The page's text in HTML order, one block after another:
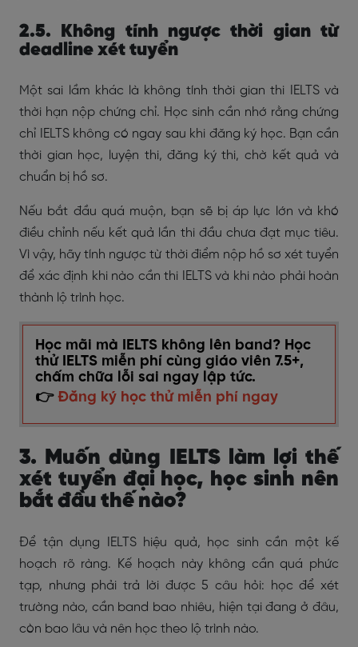
2.5. Không tính ngược thời gian từ
deadline xét tuyển
Một sai lầm khác là không tính thời gian thi IELTS và
thời hạn nộp chứng chỉ. Học sinh cần nhớ rằng chứng
chỉ IELTS không có ngay sau khi đăng ký học. Bạn cần
thời gian học, luyện thi, đăng ký thi, chờ kết quả và
chuẩn bị hồ sơ.
Nếu bắt đầu quá muộn, bạn sẽ bị áp lực lớn và khó
điều chỉnh nếu kết quả lần thi đầu chưa đạt mục tiêu.
Vì vậy, hãy tính ngược từ thời điểm nộp hồ sơ xét tuyển
để xác định khi nào cần thi IELTS và khi nào phải hoàn
thành lộ trình học.
Học mãi mà IELTS không lên band? Học
thử IELTS miễn phí cùng giáo viên 7.5+,
chấm chữa lỗi sai ngay lập tức.
👉 Đăng ký học thử miễn phí ngay
3. Muốn dùng IELTS làm lợi thế
xét tuyển đại học, học sinh nên
bắt đầu thế nào?
Để tận dụng IELTS hiệu quả, học sinh cần một kế
hoạch rõ ràng. Kế hoạch này không cần quá phức
tạp, nhưng phải trả lời được 5 câu hỏi: học để xét
trường nào, cần band bao nhiêu, hiện tại đang ở đâu,
còn bao lâu và nên học theo lộ trình nào.